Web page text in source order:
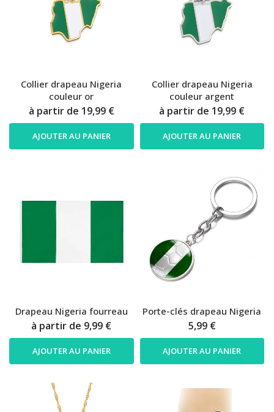
Collier drapeau Nigeria
couleur or
à partir de 19,99 €
AJOUTER AU PANIER
Collier drapeau Nigeria
couleur argent
à partir de 19,99 €
AJOUTER AU PANIER
Drapeau Nigeria fourreau
à partir de 9,99 €
AJOUTER AU PANIER
Porte-clés drapeau Nigeria
5,99 €
AJOUTER AU PANIER